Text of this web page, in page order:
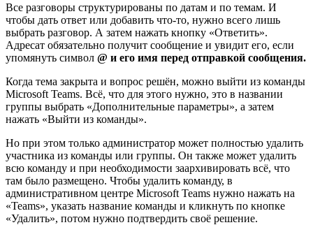
Все разговоры структурированы по датам и по темам. И
чтобы дать ответ или добавить что-то, нужно всего лишь
выбрать разговор. А затем нажать кнопку «Ответить».
Адресат обязательно получит сообщение и увидит его, если
упомянуть символ @ и его имя перед отправкой сообщения.
Когда тема закрыта и вопрос решён, можно выйти из команды
Microsoft Teams. Всё, что для этого нужно, это в названии
группы выбрать «Дополнительные параметры», а затем
нажать «Выйти из команды».
Но при этом только администратор может полностью удалить
участника из команды или группы. Он также может удалить
всю команду и при необходимости заархивировать всё, что
там было размещено. Чтобы удалить команду, в
административном центре Microsoft Teams нужно нажать на
«Teams», указать название команды и кликнуть по кнопке
«Удалить», потом нужно подтвердить своё решение.